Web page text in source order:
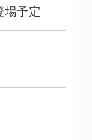
場予定